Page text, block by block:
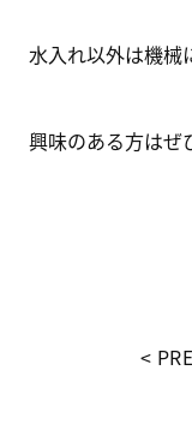
水入れ以外は機械
興味のある方はぜ